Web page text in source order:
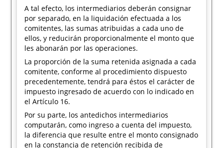
A tal efecto, los intermediarios deberán consignar
por separado, en la liquidación efectuada a los
comitentes, las sumas atribuidas a cada uno de
ellos, y reducirán proporcionalmente el monto que
les abonarán por las operaciones.
La proporción de la suma retenida asignada a cada
comitente, conforme al procedimiento dispuesto
precedentemente, tendrá para éstos el carácter de
impuesto ingresado de acuerdo con lo indicado en
el Artículo 16.
Por su parte, los antedichos intermediarios
computarán, como ingreso a cuenta del impuesto,
la diferencia que resulte entre el monto consignado
en la constancia de retención recibida de